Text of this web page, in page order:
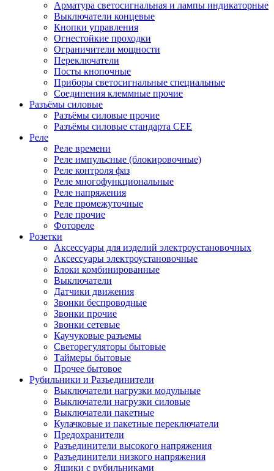
Арматура светосигнальная и лампы индикаторные
Выключатели концевые
Кнопки управления
Огнестойкие проходки
Ограничители мощности
Переключатели
Посты кнопочные
Приборы светосигнальные специальные
Соединения клеммные прочие
Разъёмы силовые
Разъёмы силовые прочие
Разъёмы силовые стандарта CEE
Реле
Реле времени
Реле импульсные (блокировочные)
Реле контроля фаз
Реле многофункциональные
Реле напряжения
Реле промежуточные
Реле прочие
Фотореле
Розетки
Аксессуары для изделий электроустановочных
Аксессуары электроустановочные
Блоки комбинированные
Выключатели
Датчики движения
Звонки беспроводные
Звонки прочие
Звонки сетевые
Каучуковые разъемы
Светорегуляторы бытовые
Таймеры бытовые
Прочее бытовое
Рубильники и Разъединители
Выключатели нагрузки модульные
Выключатели нагрузки силовые
Выключатели пакетные
Кулачковые и пакетные переключатели
Предохранители
Разъединители высокого напряжения
Разъединители низкого напряжения
Ящики с рубильниками